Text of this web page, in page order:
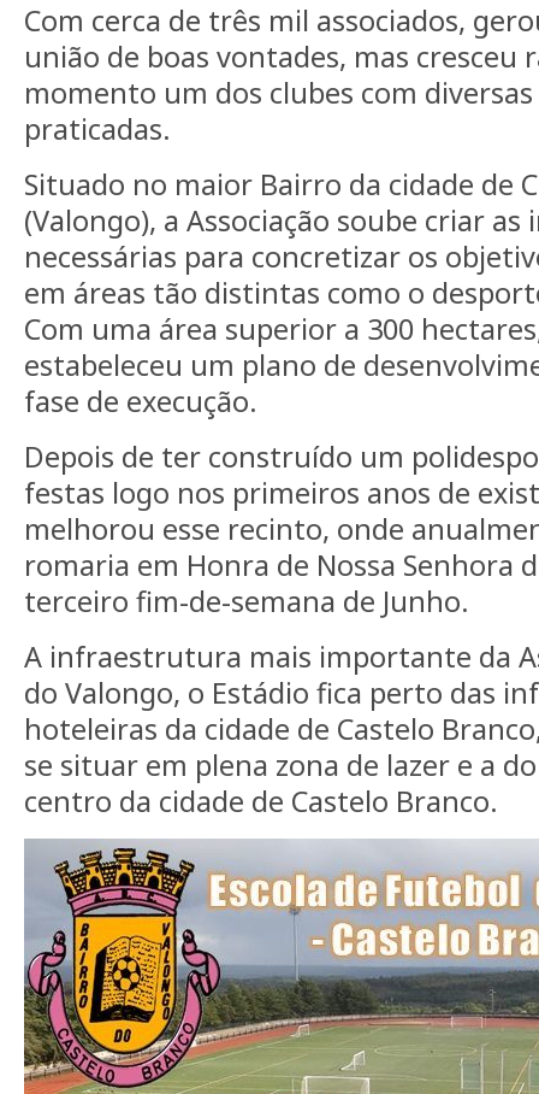
Com cerca de três mil associados,
união de boas vontades, mas cresceu
momento um dos clubes com
praticadas.
Situado no maior Bairro da cidade de
(Valongo), a Associação soube criar
necessárias para concretizar os
em áreas tão distintas como o
Com uma área superior a 300
estabeleceu um plano de
fase de execução.
Depois de ter construído um
festas logo nos primeiros anos de
melhorou esse recinto, onde
romaria em Honra de Nossa Senhora
terceiro fim-de-semana de Junho.
A infraestrutura mais importante da
do Valongo, o Estádio fica perto das
hoteleiras da cidade de Castelo
se situar em plena zona de lazer e a
centro da cidade de Castelo Branco.